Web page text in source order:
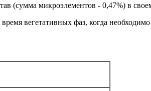
(сумма микроэлементов - 0,47%) в
вегетативных фаз, когда